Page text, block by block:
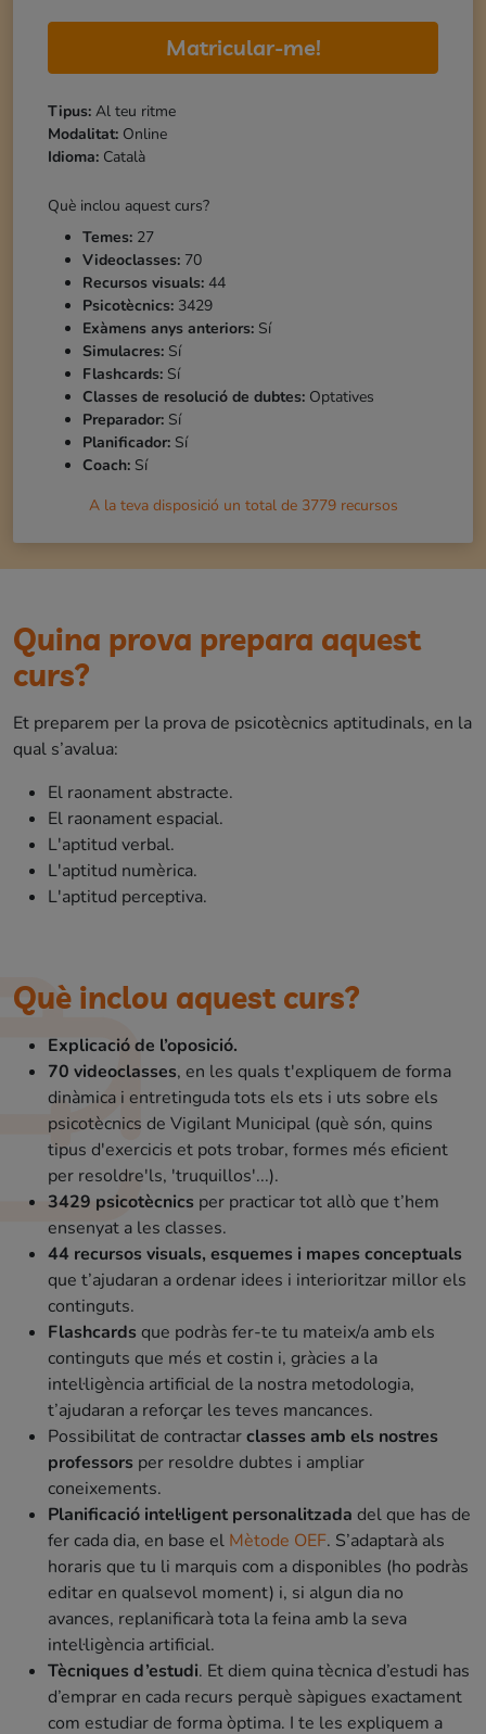
Matricular-me!
Tipus: Al teu ritme
Modalitat: Online
Idioma: Català
Què inclou aquest curs?
Temes: 27
Videoclasses: 70
Recursos visuals: 44
Psicotècnics: 3429
Exàmens anys anteriors: Sí
Simulacres: Sí
Flashcards: Sí
Classes de resolució de dubtes: Optatives
Preparador: Sí
Planificador: Sí
Coach: Sí
A la teva disposició un total de 3779recursos
Quina prova prepara aquest
curs?
Et preparem per la prova de psicotècnics aptitudinals, en la
qual s’avalua:
El raonament abstracte.
El raonament espacial.
L'aptitud verbal.
L'aptitud numèrica.
L'aptitud perceptiva.
Què inclou aquest curs?
Explicació de l’oposició.
70 videoclasses, en les quals t'expliquem de forma
dinàmica i entretinguda tots els ets i uts sobre els
psicotècnics de Vigilant Municipal (què són, quins
tipus d'exercicis et pots trobar, formes més eficient
per resoldre'ls, 'truquillos'...).
3429 psicotècnics per practicar tot allò que t’hem
ensenyat a les classes.
44 recursos visuals, esquemes i mapes conceptuals
que t’ajudaran a ordenar idees i interioritzar millor els
continguts.
Flashcards que podràs fer-te tu mateix/a amb els
continguts que més et costin i, gràcies a la
intel·ligència artificial de la nostra metodologia,
t’ajudaran a reforçar les teves mancances.
Possibilitat de contractarclasses amb els nostres
professors per resoldre dubtes i ampliar
coneixements.
Planificació intel·ligent personalitzada del que has de
fer cada dia, en base el Mètode OEF. S’adaptarà als
horaris que tu li marquis com a disponibles (ho podràs
editar en qualsevol moment) i, si algun dia no
avances, replanificarà tota la feina amb la seva
intel·ligència artificial.
Tècniques d’estudi. Et diem quina tècnica d’estudi has
d’emprar en cada recurs perquè sàpigues exactament
com estudiar de forma òptima. I te les expliquem a